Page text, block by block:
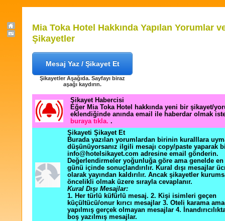
Mia Toka Hotel Hakkında Yapılan Yorumlar
Şikayetler
Mesaj Yaz / Şikayet Et
Şikayetler Aşağıda. Sayfayı biraz
aşağı kaydırın.
Şikayet Habercisi
Eğer Mia Toka Hotel hakkında yeni bir şikayet/
eklendiğinde anında email ile haberdar olmak
buraya tıkla. .
Şikayeti Şikayet Et
Burada yazılan yorumlardan birinin kuralllara
düşünüyorsanız ilgili mesajı copy/paste yaparak
info@hotelsikayet.com adresine email gönderin.
Değerlendirmeler yoğunluğa göre ama genelde
günü içinde sonuçlandırılır. Kural dışı mesajlar
olarak yayından kaldırılır. Ancak şikayetler
öncelikli olmak üzere sırayla cevaplanır.
Kural Dışı Mesajlar:
1. Her türlü küfürlü mesaj. 2. Kişi isimleri geçen
küçültücü/onur kırıcı mesajlar 3. Oteli karama
yapılmış gerçek olmayan mesajlar 4.
boş yazılmış mesajlar.